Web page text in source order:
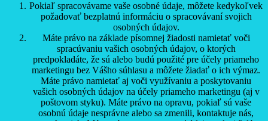
Pokiaľ spracovávame vaše osobné údaje, môžete kedykoľvek
požadovať bezplatnú informáciu o spracovávaní svojich
osobných údajov.
Máte právo na základe písomnej žiadosti namietať voči
spracúvaniu vašich osobných údajov, o ktorých
predpokladáte, že sú alebo budú použité pre účely priameho
marketingu bez Vášho súhlasu a môžete žiadať o ich výmaz.
Máte právo namietať aj voči využívaniu a poskytovaniu
vašich osobných údajov na účely priameho marketingu (aj v
poštovom styku). Máte právo na opravu, pokiaľ sú vaše
osobnú údaje nesprávne alebo sa zmenili, kontaktuje nás,